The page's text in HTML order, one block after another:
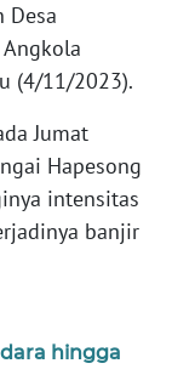
Desa
(4/11/2023).
Jumat
Hapesong
intensitas
banjir
hingga